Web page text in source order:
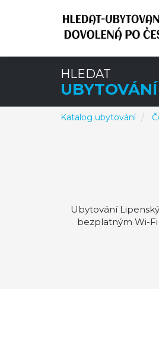
HLEDAT
UBYTOVÁNÍ
Katalog ubytování
Ubytování
bezplatným Wi-